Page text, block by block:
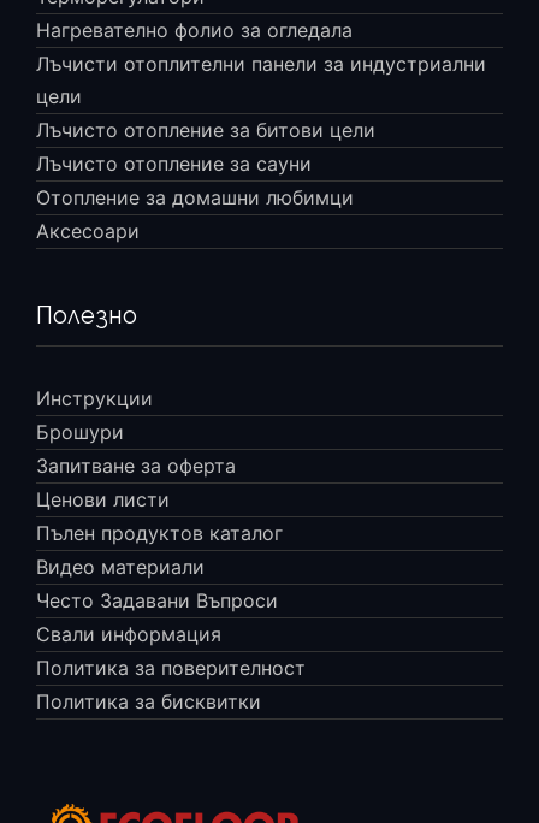
Нагревателно фолио за огледала
Лъчисти отоплителни панели за индустриални
цели
Лъчисто отопление за битови цели
Лъчисто отопление за сауни
Отопление за домашни любимци
Аксесоари
Полезно
Инструкции
Брошури
Запитване за оферта
Ценови листи
Пълен продуктов каталог
Видео материали
Често Задавани Въпроси
Свали информация
Политика за поверителност
Политика за бисквитки